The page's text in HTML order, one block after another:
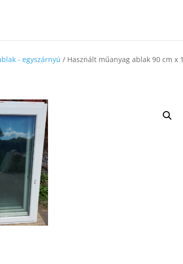
- egyszárnyú / Használt műanyag ablak 90 cm x